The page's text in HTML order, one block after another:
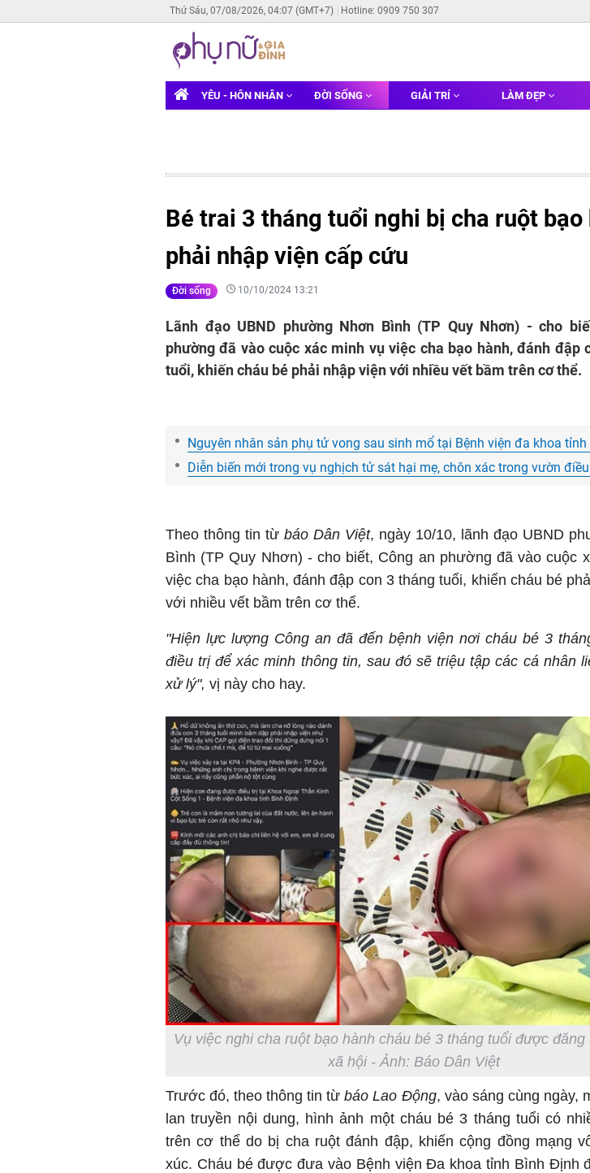
Thứ Sáu, 07/08/2026, 04:07 (GMT+7) Hotline: 0909 750 307
YÊU - HÔN NHÂN ĐỜI SỐNG GIẢI TRÍ LÀM ĐẸP
Bé trai 3 tháng tuổi nghi bị cha ruột bạo
phải nhập viện cấp cứu
Đời sống 10/10/2024 13:21
Lãnh đạo UBND phường Nhơn Bình (TP Quy Nhơn) - cho
phường đã vào cuộc xác minh vụ việc cha bạo hành, đánh đập
tuổi, khiến cháu bé phải nhập viện với nhiều vết bầm trên cơ thể.
Nguyên nhân sản phụ tử vong sau sinh mổ tại Bệnh viện đa khoa
Diễn biến mới trong vụ nghịch tử sát hại mẹ, chôn xác trong vườn
Theo thông tin từ báo Dân Việt, ngày 10/10, lãnh đạo UBND
Bình (TP Quy Nhơn) - cho biết, Công an phường đã vào cuộc
việc cha bạo hành, đánh đập con 3 tháng tuổi, khiến cháu bé
với nhiều vết bầm trên cơ thể.
"Hiện lực lượng Công an đã đến bệnh viện nơi cháu bé 3
điều trị để xác minh thông tin, sau đó sẽ triệu tập các cá nhân
xử lý", vị này cho hay.
Vụ việc nghi cha ruột bạo hành cháu bé 3 tháng tuổi được đăng
xã hội - Ảnh: Báo Dân Việt
Trước đó, theo thông tin từbáo Lao Động, vào sáng cùng ngày,
lan truyền nội dung, hình ảnh một cháu bé 3 tháng tuổi có
trên cơ thể do bị cha ruột đánh đập, khiến cộng đồng mạng
xúc. Cháu bé được đưa vào Bệnh viện Đa khoa tỉnh Bình Định